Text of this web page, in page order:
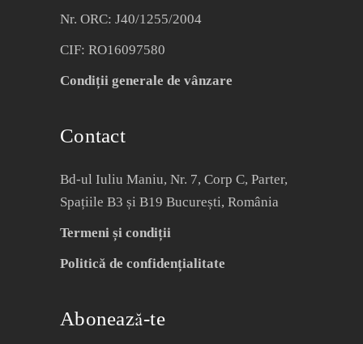
Nr. ORC: J40/1255/2004
CIF: RO16097580
Condiții generale de vânzare
Contact
Bd-ul Iuliu Maniu, Nr. 7, Corp C, Parter,
Spațiile B3 și B19 București, România
Termeni și condiții
Politică de confidențialitate
Abonează-te